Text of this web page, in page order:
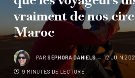
vraiment de nos
Maroc
PAR SÉPHORA DANIELS 12 JUIN
9 MINUTES DE LECTURE